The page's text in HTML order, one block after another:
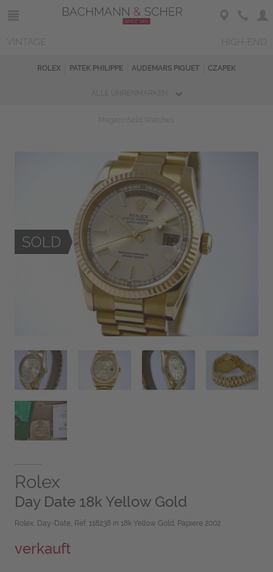
ROLEX PATEK PHILIPPE AUDEMARS PIGUET CZAPEK
Rolex
Day Date 18k Yellow Gold
Rolex, Day-Date, Ref. 118238 in 18k Yellow Gold, Papiere 2002
verkauft